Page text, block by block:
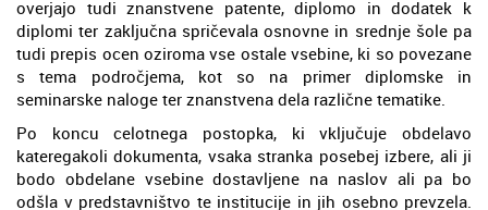
overjajo tudi znanstvene patente, diplomo in dodatek k
diplomi ter zaključna spričevala osnovne in srednje šole pa
tudi prepis ocen oziroma vse ostale vsebine, ki so povezane
s tema področjema, kot so na primer diplomske in
seminarske naloge ter znanstvena dela različne tematike.
Po koncu celotnega postopka, ki vključuje obdelavo
kateregakoli dokumenta, vsaka stranka posebej izbere, ali ji
bodo obdelane vsebine dostavljene na naslov ali pa bo
odšla v predstavništvo te institucije in jih osebno prevzela.